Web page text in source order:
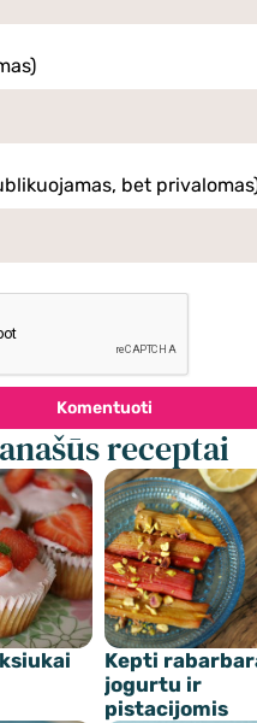
bet
Komentuoti
receptai
Kepti
jogurtu ir
pistacijomis